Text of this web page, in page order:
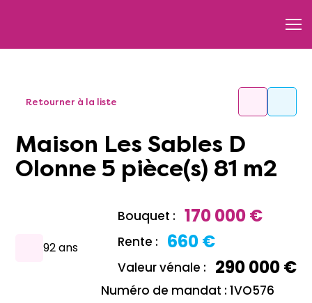
Retourner à la liste
Maison Les Sables D
Olonne 5 pièce(s) 81 m2
92 ans
Bouquet : 170 000 €
Rente : 660 €
Valeur vénale : 290 000 €
Numéro de mandat : 1VO576